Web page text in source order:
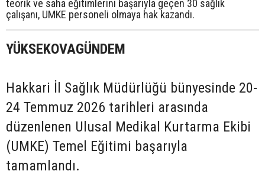
teorik ve saha eğitimlerini başarıyla geçen 30 sağlık
çalışanı, UMKE personeli olmaya hak kazandı.
YÜKSEKOVAGÜNDEM
Hakkari İl Sağlık Müdürlüğü bünyesinde 20-
24 Temmuz 2026 tarihleri arasında
düzenlenen Ulusal Medikal Kurtarma Ekibi
(UMKE) Temel Eğitimi başarıyla
tamamlandı.